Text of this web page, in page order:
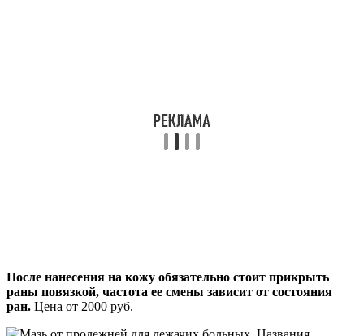
После нанесения на кожу обязательно стоит прикрыть
раны повязкой, частота ее смены зависит от состояния
ран. Цена от 2000 руб.